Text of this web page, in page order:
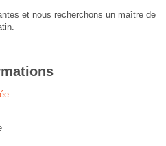
et nous recherchons un maître de